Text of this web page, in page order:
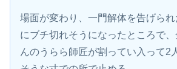
場面が変わり、一門解体を告げら
にブチ切れそうになったところで
んのうらら師匠が割ってい入って2